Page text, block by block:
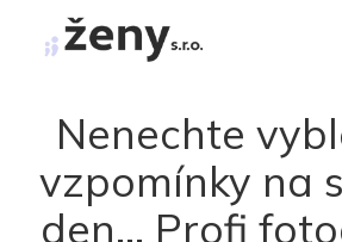
Nenechte
vzpomínky na
den... Profi